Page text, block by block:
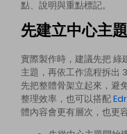
點、說明與重點標記。
先建立中心主
實際製作時，建議先把 綠
主題，再依工作流程拆出
先把整體骨架立起來，避
整理效率，也可以搭配
體內容會更有層次，也更